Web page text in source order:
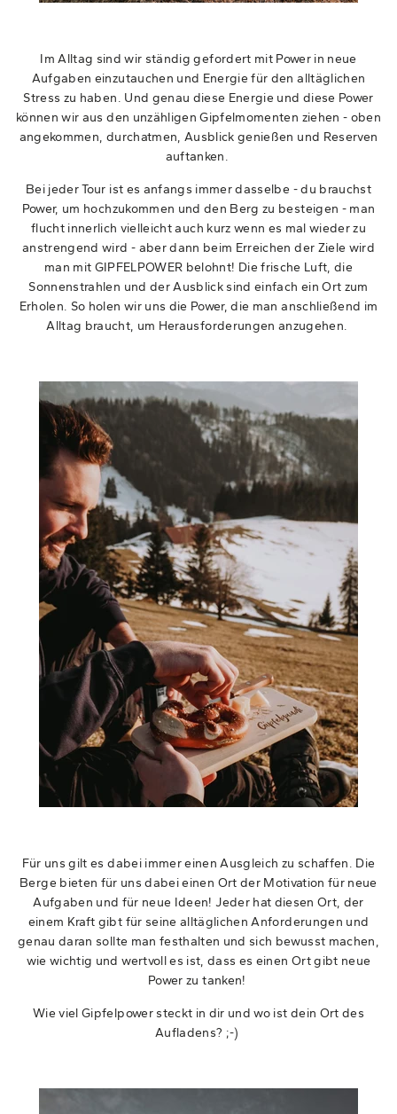
Im Alltag sind wir ständig gefordert mit Power in neue
Aufgaben einzutauchen und Energie für den alltäglichen
Stress zu haben. Und genau diese Energie und diese Power
können wir aus den unzähligen Gipfelmomenten ziehen - oben
angekommen, durchatmen, Ausblick genießen und Reserven
auftanken.
Bei jeder Tour ist es anfangs immer dasselbe - du brauchst
Power, um hochzukommen und den Berg zu besteigen - man
flucht innerlich vielleicht auch kurz wenn es mal wieder zu
anstrengend wird - aber dann beim Erreichen der Ziele wird
man mit GIPFELPOWER belohnt! Die frische Luft, die
Sonnenstrahlen und der Ausblick sind einfach ein Ort zum
Erholen. So holen wir uns die Power, die man anschließend im
Alltag braucht, um Herausforderungen anzugehen.
Für uns gilt es dabei immer einen Ausgleich zu schaffen. Die
Berge bieten für uns dabei einen Ort der Motivation für neue
Aufgaben und für neue Ideen! Jeder hat diesen Ort, der
einem Kraft gibt für seine alltäglichen Anforderungen und
genau daran sollte man festhalten und sich bewusst machen,
wie wichtig und wertvoll es ist, dass es einen Ort gibt neue
Power zu tanken!
Wie viel Gipfelpower steckt in dir und wo ist dein Ort des
Aufladens? ;-)